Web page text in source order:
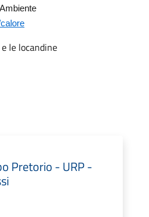
le locandine
Pretorio - URP -